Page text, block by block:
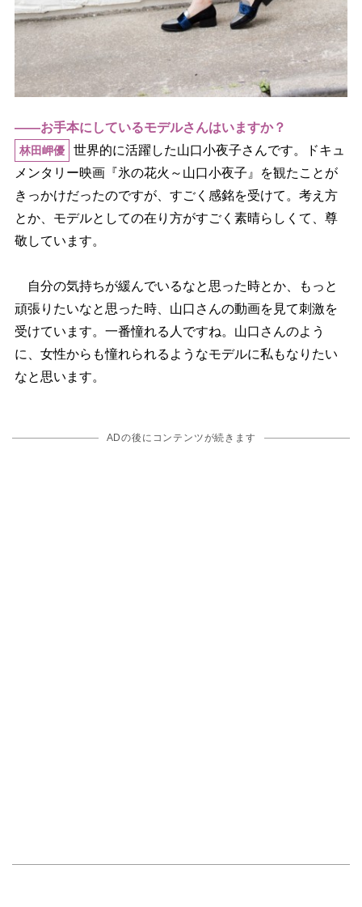
――お手本にしているモデルさんはいますか？
林田岬優
世界的に活躍した山口小夜子さんです。ドキュ
メンタリー映画『氷の花火～山口小夜子』を観たことが
きっかけだったのですが、すごく感銘を受けて。考え方
とか、モデルとしての在り方がすごく素晴らしくて、尊
敬しています。
自分の気持ちが緩んでいるなと思った時とか、もっと
頑張りたいなと思った時、山口さんの動画を見て刺激を
受けています。一番憧れる人ですね。山口さんのよう
に、女性からも憧れられるようなモデルに私もなりたい
なと思います。
ADの後にコンテンツが続きます